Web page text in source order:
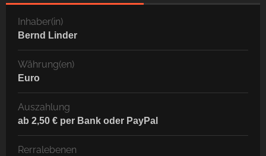
Inhaber(in)
Bernd Linder
Währung(en)
Euro
Auszahlung
ab 2,50 € per Bank oder PayPal
Rerralebenen